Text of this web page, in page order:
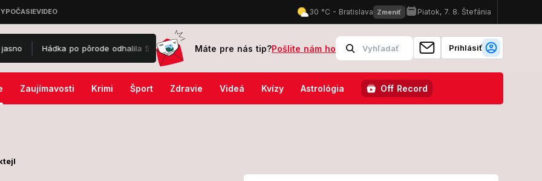
Hádka po pôrode odhalila 5 mŕtvych bábätiek v škatuliach: Zvrátené tajomstvo pripomína mrazivé prípady z minulosti! Cestujúci ostali
Máte pre nás tip?Pošlite nám ho Prihlásiť
Zaujímavosti Krimi Šport Zdravie Videá Kvízy Astrológia Off Record